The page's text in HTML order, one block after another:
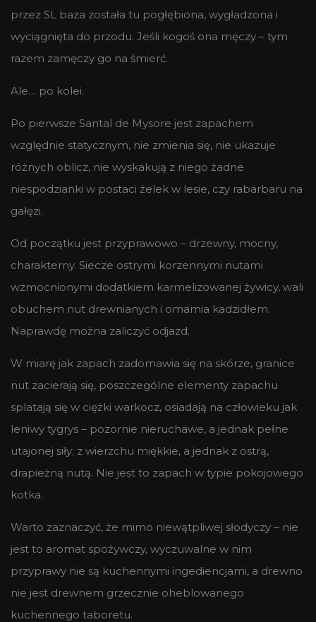
przez SL baza została tu pogłębiona, wygładzona i
wyciągnięta do przodu. Jeśli kogoś ona męczy – tym
razem zamęczy go na śmierć.
Ale… po kolei.
Po pierwsze Santal de Mysore jest zapachem
względnie statycznym, nie zmienia się, nie ukazuje
różnych oblicz, nie wyskakują z niego żadne
niespodzianki w postaci żelek w lesie, czy rabarbaru na
gałęzi.
Od początku jest przyprawowo – drzewny, mocny,
charakterny. Siecze ostrymi korzennymi nutami
wzmocnionymi dodatkiem karmelizowanej żywicy, wali
obuchem nut drewnianych i omamia kadzidłem.
Naprawdę można zaliczyć odjazd.
W miarę jak zapach zadomawia się na skórze, granice
nut zacierają się, poszczególne elementy zapachu
splatają się w ciężki warkocz, osiadają na człowieku jak
leniwy tygrys – pozornie nieruchawe, a jednak pełne
utajonej siły; z wierzchu miękkie, a jednak z ostrą,
drapieżną nutą. Nie jest to zapach w typie pokojowego
kotka.
Warto zaznaczyć, że mimo niewątpliwej słodyczy – nie
jest to aromat spożywczy, wyczuwalne w nim
przyprawy nie są kuchennymi ingediencjami, a drewno
nie jest drewnem grzecznie oheblowanego
kuchennego taboretu.